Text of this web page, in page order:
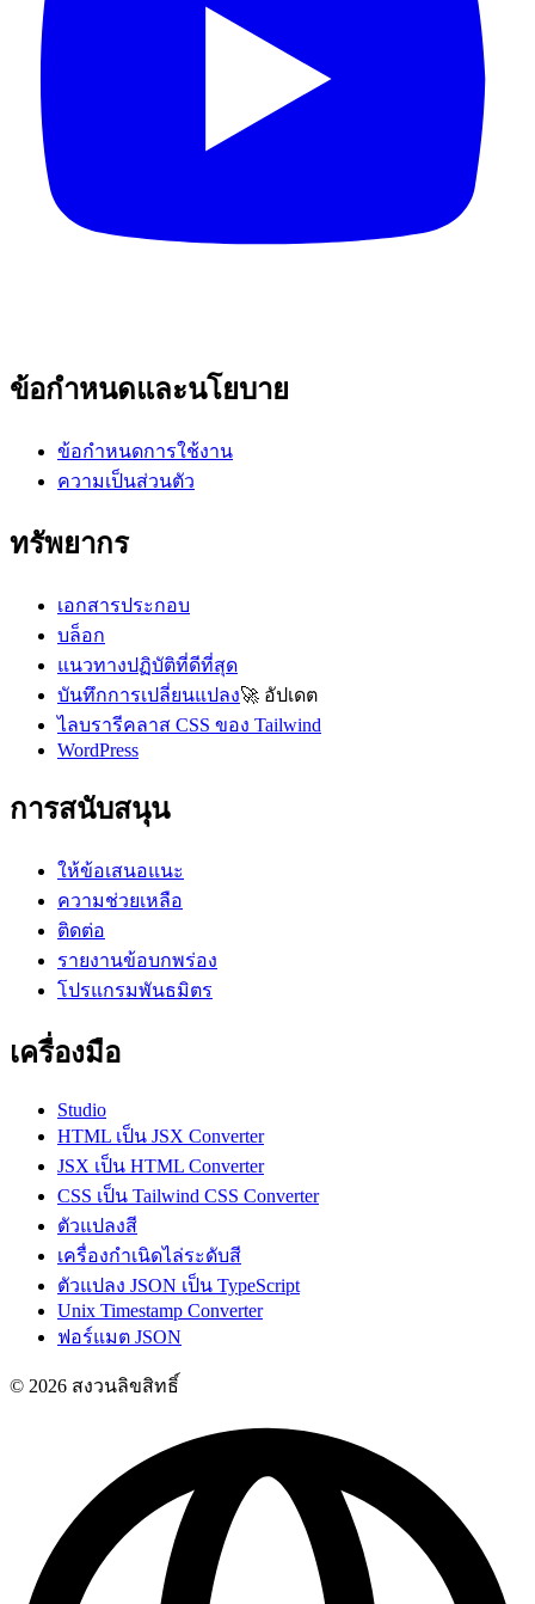
ข้อกำหนดและนโยบาย
ข้อกำหนดการใช้งาน
ความเป็นส่วนตัว
ทรัพยากร
เอกสารประกอบ
บล็อก
แนวทางปฏิบัติที่ดีที่สุด
บันทึกการเปลี่ยนแปลง🚀 อัปเดต
ไลบรารีคลาส CSS ของ Tailwind
WordPress
การสนับสนุน
ให้ข้อเสนอแนะ
ความช่วยเหลือ
ติดต่อ
รายงานข้อบกพร่อง
โปรแกรมพันธมิตร
เครื่องมือ
Studio
HTML เป็น JSX Converter
JSX เป็น HTML Converter
CSS เป็น Tailwind CSS Converter
ตัวแปลงสี
เครื่องกำเนิดไล่ระดับสี
ตัวแปลง JSON เป็น TypeScript
Unix Timestamp Converter
ฟอร์แมต JSON
© 2026 สงวนลิขสิทธิ์